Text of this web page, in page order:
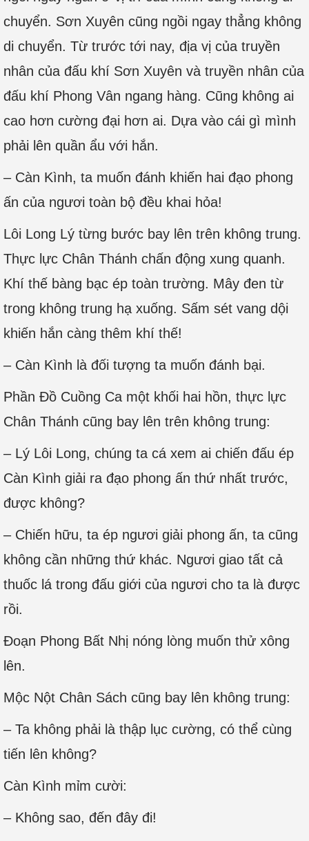
chuyển. Sơn Xuyên cũng ngồi ngay thẳng không
di chuyển. Từ trước tới nay, địa vị của truyền
nhân của đấu khí Sơn Xuyên và truyền nhân của
đấu khí Phong Vân ngang hàng. Cũng không ai
cao hơn cường đại hơn ai. Dựa vào cái gì mình
phải lên quần ẩu với hắn.
– Càn Kình, ta muốn đánh khiến hai đạo phong
ấn của ngươi toàn bộ đều khai hỏa!
Lôi Long Lý từng bước bay lên trên không trung.
Thực lực Chân Thánh chấn động xung quanh.
Khí thế bàng bạc ép toàn trường. Mây đen từ
trong không trung hạ xuống. Sấm sét vang dội
khiến hắn càng thêm khí thế!
– Càn Kình là đối tượng ta muốn đánh bại.
Phần Đồ Cuồng Ca một khối hai hồn, thực lực
Chân Thánh cũng bay lên trên không trung:
– Lý Lôi Long, chúng ta cá xem ai chiến đấu ép
Càn Kình giải ra đạo phong ấn thứ nhất trước,
được không?
– Chiến hữu, ta ép ngươi giải phong ấn, ta cũng
không cần những thứ khác. Ngươi giao tất cả
thuốc lá trong đấu giới của ngươi cho ta là được
rồi.
Đoạn Phong Bất Nhị nóng lòng muốn thử xông
lên.
Mộc Nột Chân Sách cũng bay lên không trung:
– Ta không phải là thập lục cường, có thể cùng
tiến lên không?
Càn Kình mỉm cười:
– Không sao, đến đây đi!